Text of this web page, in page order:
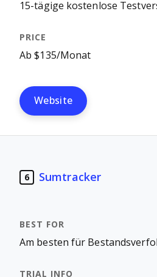
15-tägige kostenlose
Ab $135/Monat
Website
6 Sumtracker
Am besten für